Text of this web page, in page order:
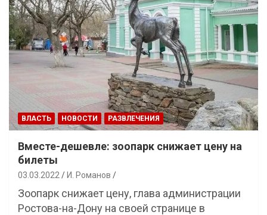
ВЛАСТЬ НОВОСТИ РАЗВЛЕЧЕНИЯ
Вместе-дешевле: зоопарк снижает цену на
билеты
03.03.2022 И. Романов
Зоопарк снижает цену, глава администрации
Ростова-на-Дону на своей странице в